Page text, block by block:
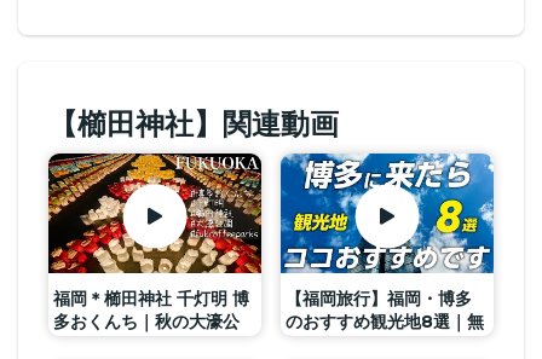
【櫛田神社】関連動画
福岡＊櫛田神社 千灯明 博
多おくんち｜秋の大濠公
【福岡旅行】福岡・博多
のおすすめ観光地8選｜無